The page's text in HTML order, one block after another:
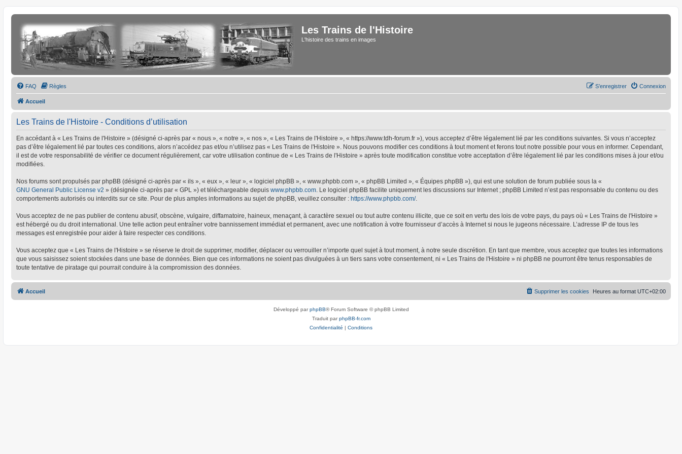
Les Trains de l'Histoire
L'histoire des trains en images
FAQ Règles Connexion
S’enregistrer
Accueil
Les Trains de l'Histoire - Conditions d’utilisation
En accédant à « Les Trains de l'Histoire » (désigné ci-après par « nous », « notre », « nos », « Les Trains de l'Histoire », « https://www.tdh-forum.fr »), vous acceptez d’être légalement lié par les conditions suivantes. Si vous n’acceptez
pas d’être légalement lié par toutes ces conditions, alors n’accédez pas et/ou n’utilisez pas « Les Trains de l'Histoire ». Nous pouvons modifier ces conditions à tout moment et ferons tout notre possible pour vous en informer. Cependant,
il est de votre responsabilité de vérifier ce document régulièrement, car votre utilisation continue de « Les Trains de l'Histoire » après toute modification constitue votre acceptation d’être légalement lié par les conditions mises à jour et/ou
modifiées.
Nos forums sont propulsés par phpBB (désigné ci-après par « ils », « eux », « leur », « logiciel phpBB », « www.phpbb.com », « phpBB Limited », « Équipes phpBB »), qui est une solution de forum publiée sous la «
GNU General Public License v2 » (désignée ci-après par « GPL ») et téléchargeable depuis www.phpbb.com. Le logiciel phpBB facilite uniquement les discussions sur Internet ; phpBB Limited n’est pas responsable du contenu ou des
comportements autorisés ou interdits sur ce site. Pour de plus amples informations au sujet de phpBB, veuillez consulter : https://www.phpbb.com/.
Vous acceptez de ne pas publier de contenu abusif, obscène, vulgaire, diffamatoire, haineux, menaçant, à caractère sexuel ou tout autre contenu illicite, que ce soit en vertu des lois de votre pays, du pays où « Les Trains de l'Histoire »
est hébergé ou du droit international. Une telle action peut entraîner votre bannissement immédiat et permanent, avec une notification à votre fournisseur d’accès à Internet si nous le jugeons nécessaire. L’adresse IP de tous les
messages est enregistrée pour aider à faire respecter ces conditions.
Vous acceptez que « Les Trains de l'Histoire » se réserve le droit de supprimer, modifier, déplacer ou verrouiller n’importe quel sujet à tout moment, à notre seule discrétion. En tant que membre, vous acceptez que toutes les informations
que vous saisissez soient stockées dans une base de données. Bien que ces informations ne soient pas divulguées à un tiers sans votre consentement, ni « Les Trains de l'Histoire » ni phpBB ne pourront être tenus responsables de
toute tentative de piratage qui pourrait conduire à la compromission des données.
Accueil Heures au format UTC+02:00
Supprimer les cookies
Développé parphpBB® Forum Software © phpBB Limited
Traduit parphpBB-fr.com
Confidentialité | Conditions